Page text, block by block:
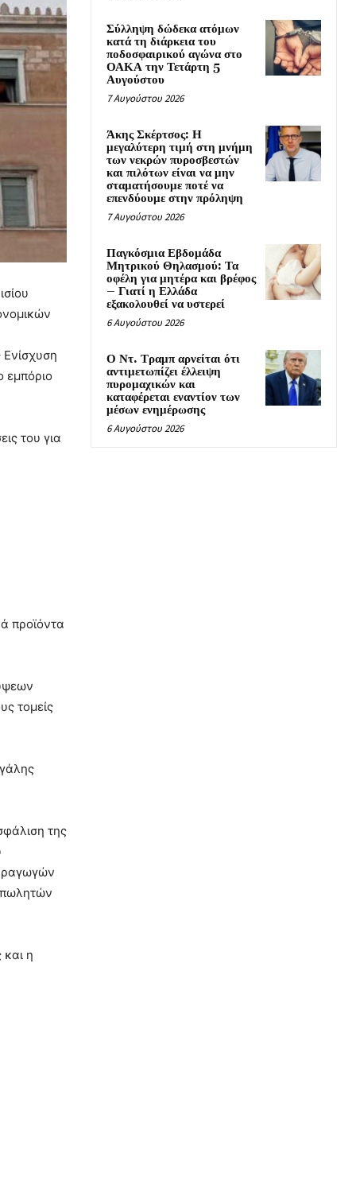
εμπόριο
του για
προϊόντα
τομείς
της
πωλητών
η
Σύλληψη δώδεκα ατόμων
κατά τη διάρκεια του
ποδοσφαιρικού αγώνα στο
ΟΑΚΑ την Τετάρτη 5
Αυγούστου
7 Αυγούστου 2026
Άκης Σκέρτσος: Η
μεγαλύτερη τιμή στη μνήμη
των νεκρών πυροσβεστών
και πιλότων είναι να μην
σταματήσουμε ποτέ να
επενδύουμε στην πρόληψη
7 Αυγούστου 2026
Παγκόσμια Εβδομάδα
Μητρικού Θηλασμού: Τα
οφέλη για μητέρα και βρέφος
– Γιατί η Ελλάδα
εξακολουθεί να υστερεί
6 Αυγούστου 2026
Ο Ντ. Τραμπ αρνείται ότι
αντιμετωπίζει έλλειψη
πυρομαχικών και
καταφέρεται εναντίον των
μέσων ενημέρωσης
6 Αυγούστου 2026